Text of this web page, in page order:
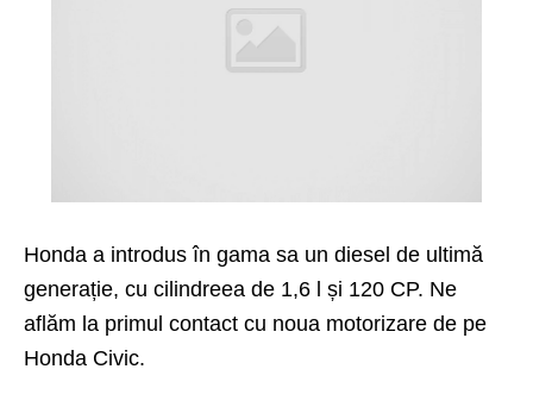
Honda a introdus în gama sa un diesel de ultimă
generație, cu cilindreea de 1,6 l și 120 CP. Ne
aflăm la primul contact cu noua motorizare de pe
Honda Civic.